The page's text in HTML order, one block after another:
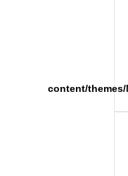
content/